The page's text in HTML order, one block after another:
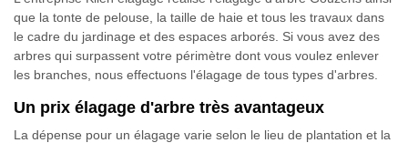
que la tonte de pelouse, la taille de haie et tous les travaux dans
le cadre du jardinage et des espaces arborés. Si vous avez des
arbres qui surpassent votre périmètre dont vous voulez enlever
les branches, nous effectuons l'élagage de tous types d'arbres.
Un prix élagage d'arbre très avantageux
La dépense pour un élagage varie selon le lieu de plantation et la